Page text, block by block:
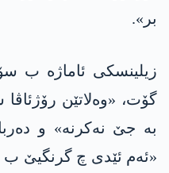
بر».
زیلینسکی ئاماژە ب
گۆت، «وەلاتێن
به‌ جێ نەکرنە» و
«ئەم ئێدی چ گرنگیێ ب